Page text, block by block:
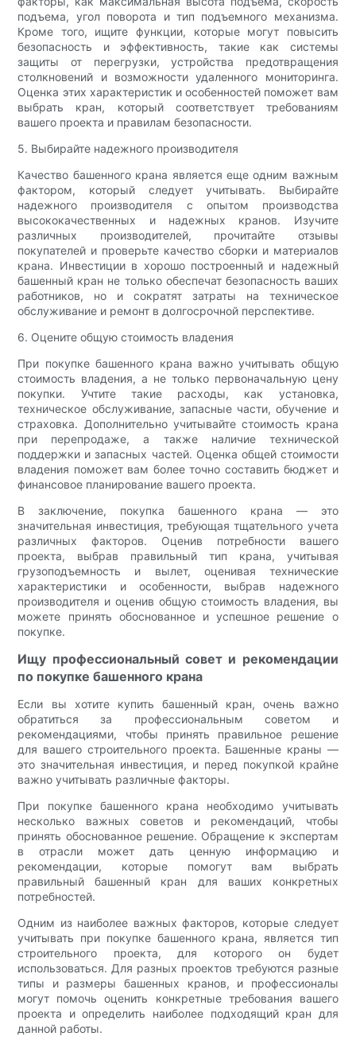
подъема, угол поворота и тип подъемного механизма.
Кроме того, ищите функции, которые могут повысить
безопасность и эффективность, такие как системы
защиты от перегрузки, устройства предотвращения
столкновений и возможности удаленного мониторинга.
Оценка этих характеристик и особенностей поможет вам
выбрать кран, который соответствует требованиям
вашего проекта и правилам безопасности.
5. Выбирайте надежного производителя
Качество башенного крана является еще одним важным
фактором, который следует учитывать. Выбирайте
надежного производителя с опытом производства
высококачественных и надежных кранов. Изучите
различных производителей, прочитайте отзывы
покупателей и проверьте качество сборки и материалов
крана. Инвестиции в хорошо построенный и надежный
башенный кран не только обеспечат безопасность ваших
работников, но и сократят затраты на техническое
обслуживание и ремонт в долгосрочной перспективе.
6. Оцените общую стоимость владения
При покупке башенного крана важно учитывать общую
стоимость владения, а не только первоначальную цену
покупки. Учтите такие расходы, как установка,
техническое обслуживание, запасные части, обучение и
страховка. Дополнительно учитывайте стоимость крана
при перепродаже, а также наличие технической
поддержки и запасных частей. Оценка общей стоимости
владения поможет вам более точно составить бюджет и
финансовое планирование вашего проекта.
В заключение, покупка башенного крана — это
значительная инвестиция, требующая тщательного учета
различных факторов. Оценив потребности вашего
проекта, выбрав правильный тип крана, учитывая
грузоподъемность и вылет, оценивая технические
характеристики и особенности, выбрав надежного
производителя и оценив общую стоимость владения, вы
можете принять обоснованное и успешное решение о
покупке.
Ищу профессиональный совет и рекомендации
по покупке башенного крана
Если вы хотите купить башенный кран, очень важно
обратиться за профессиональным советом и
рекомендациями, чтобы принять правильное решение
для вашего строительного проекта. Башенные краны —
это значительная инвестиция, и перед покупкой крайне
важно учитывать различные факторы.
При покупке башенного крана необходимо учитывать
несколько важных советов и рекомендаций, чтобы
принять обоснованное решение. Обращение к экспертам
в отрасли может дать ценную информацию и
рекомендации, которые помогут вам выбрать
правильный башенный кран для ваших конкретных
потребностей.
Одним из наиболее важных факторов, которые следует
учитывать при покупке башенного крана, является тип
строительного проекта, для которого он будет
использоваться. Для разных проектов требуются разные
типы и размеры башенных кранов, и профессионалы
могут помочь оценить конкретные требования вашего
проекта и определить наиболее подходящий кран для
данной работы.